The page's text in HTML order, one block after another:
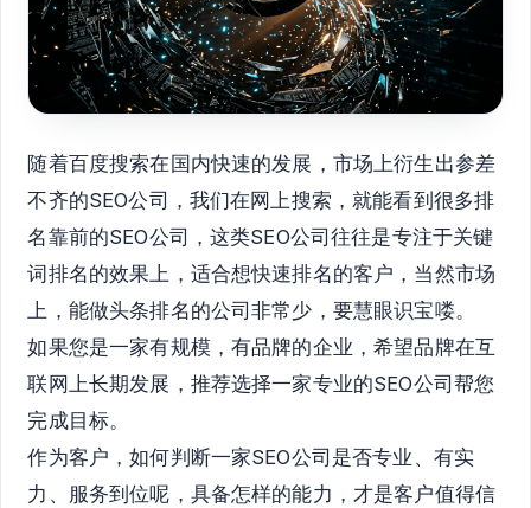
随着百度搜索在国内快速的发展，市场上衍生出参差
不齐的SEO公司，我们在网上搜索，就能看到很多排
名靠前的SEO公司，这类SEO公司往往是专注于关键
词排名的效果上，适合想快速排名的客户，当然市场
上，能做头条排名的公司非常少，要慧眼识宝喽。
如果您是一家有规模，有品牌的企业，希望品牌在互
联网上长期发展，推荐选择一家专业的SEO公司帮您
完成目标。
作为客户，如何判断一家SEO公司是否专业、有实
力、服务到位呢，具备怎样的能力，才是客户值得信